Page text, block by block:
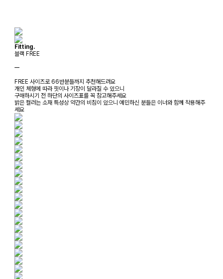
Fitting.
블랙 FREE
ㅡ
FREE 사이즈로 66반분들까지 추천해드려요
개인 체형에 따라 핏이나 기장이 달라질 수 있으니
구매하시기 전 하단의 사이즈표를 꼭 참고해주세요
밝은 컬러는 소재 특성상 약간의 비침이 있으니 예민하신 분들은 이너와 함께 착용해주
세요